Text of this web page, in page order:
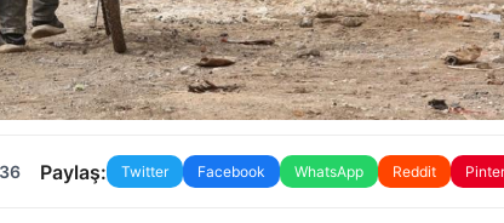
Paylaş: Twitter Facebook WhatsApp Reddit